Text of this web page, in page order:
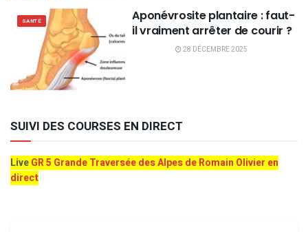
SANTÉ
Aponévrosite plantaire : faut-
il vraiment arrêter de courir ?
28 DÉCEMBRE 2025
SUIVI DES COURSES EN DIRECT
LiveGR 5 Grande Traversée des Alpes de Romain Olivier en
direct